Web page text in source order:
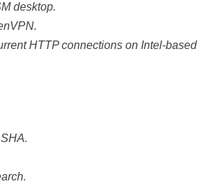
desktop.
HTTP connections on Intel-based